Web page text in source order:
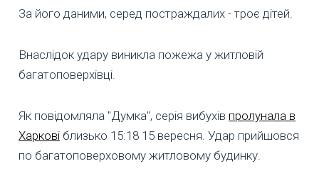
За його даними, серед постраждалих - троє дітей.
Внаслідок удару виникла пожежа у житловій
багатоповерхівці.
Як повідомляла "Думка", серія вибухів пролунала в
Харкові близько 15:18 15 вересня. Удар прийшовся
по багатоповерховому житловому будинку.